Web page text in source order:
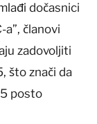
dočasnici
članovi
zadovoljiti
što znači da
posto